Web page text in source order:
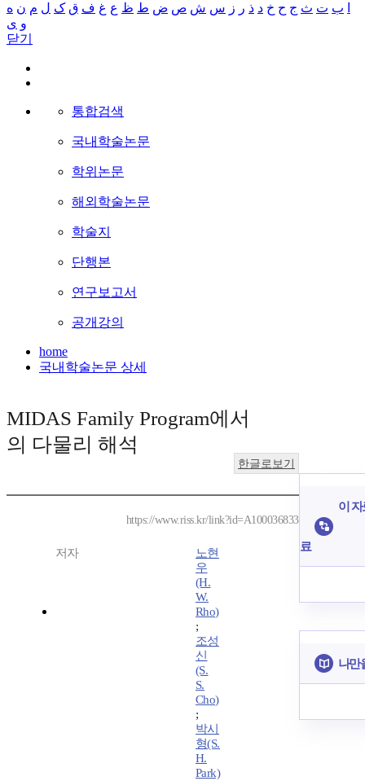
ب ت ث ج ح خ د ذ ر ز س ش ص ض ط ظ ع غ ف ق ک ل م ن ه
و ی
닫기
통합검색
국내학술논문
학위논문
해외학술논문
학술지
단행본
연구보고서
공개강의
home
국내학술논문 상세
MIDAS Family Program에서
의 다물리 해석
한글로보기
https://www.riss.kr/link?id=A100036833
저자
노현
우
(H.
W.
Rho)
;
조성
신
(S.
S.
Cho)
;
박시
형(S.
H.
Park)
이
료
나만